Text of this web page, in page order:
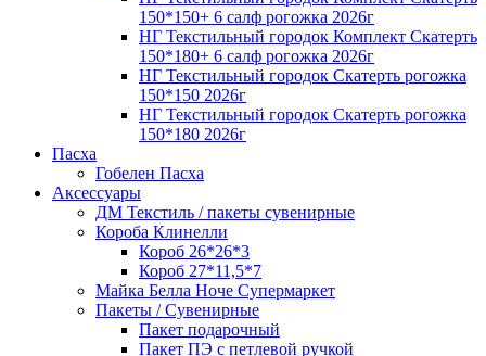
150*150+ 6 салф рогожка 2026г
НГ Текстильный городок Комплект Скатерть
150*180+ 6 салф рогожка 2026г
НГ Текстильный городок Скатерть рогожка
150*150 2026г
НГ Текстильный городок Скатерть рогожка
150*180 2026г
Пасха
Гобелен Пасха
Аксессуары
ДМ Текстиль / пакеты сувенирные
Короба Клинелли
Короб 26*26*3
Короб 27*11,5*7
Майка Белла Ноче Супермаркет
Пакеты / Сувенирные
Пакет подарочный
Пакет ПЭ с петлевой ручкой